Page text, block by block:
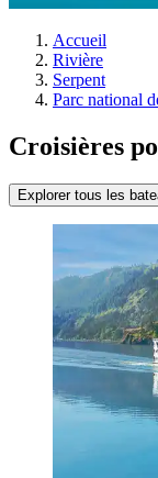
Accueil
Rivière
Serpent
Parc national
Croisières
Explorer tous les